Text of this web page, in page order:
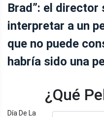
Brad”: el
interpretar a un
que no puede
habría sido una
¿Qué
Día De La